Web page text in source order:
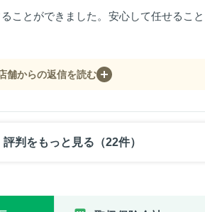
ことができました。安心して任せるこ
舗からの返信を読む
評判をもっと見る（22件）